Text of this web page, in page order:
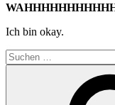
Ich bin okay.
Suchen
nach: